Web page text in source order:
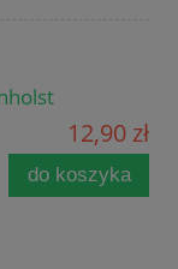
12,90 zł
do koszyka